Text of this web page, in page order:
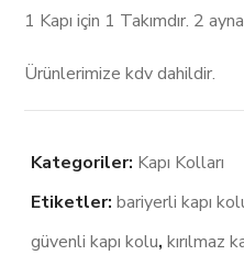
1 Kapı için 1 Takımdır. 2
Ürünlerimize kdv dahildir.
Kategoriler: Kapı Kolları
Etiketler:bariyerli kapı
güvenli kapı kolu,kırılmaz